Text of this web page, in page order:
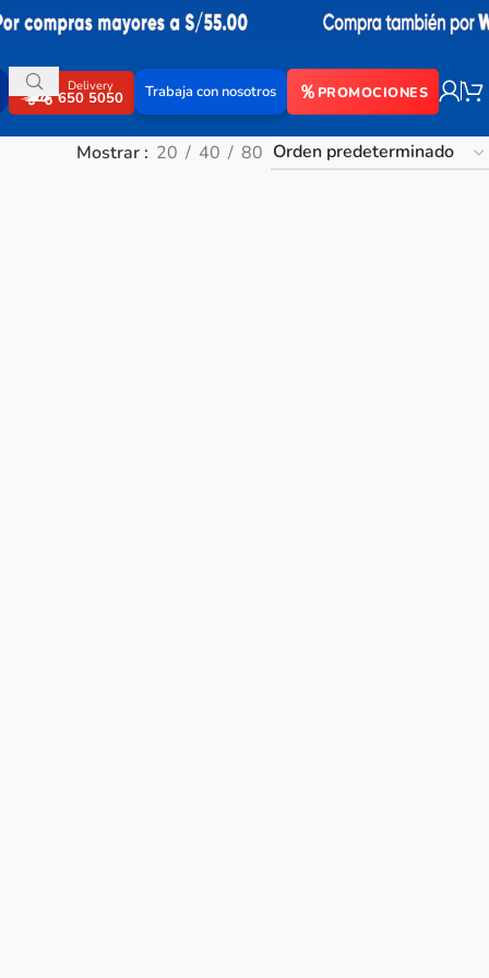
Delivery
650 5050 Trabaja con nosotros PROMOCIONES
Mostrar 20 40 80